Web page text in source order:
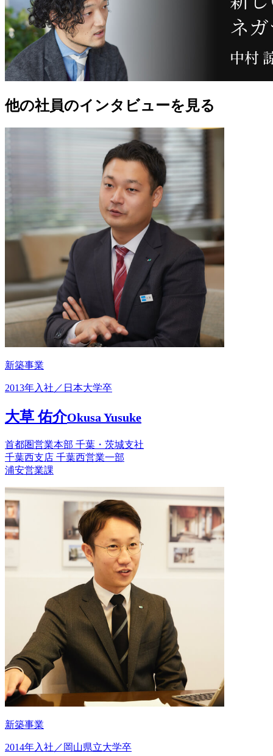
他の社員のインタビューを見る
新築事業
2013年入社／日本大学卒
大草 佑介Okusa Yusuke
首都圏営業本部 千葉・茨城支社
千葉西支店 千葉西営業一部
浦安営業課
新築事業
2014年入社／岡山県立大学卒